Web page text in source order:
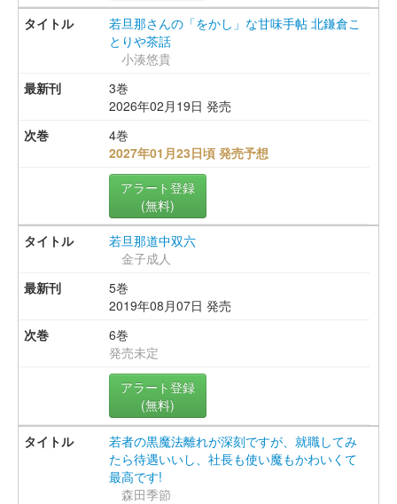
若旦那さんの「をかし」な甘味手帖 北鎌倉こ
とりや茶話
小湊悠貴
3巻
2026年02月19日 発売
4巻
2027年01月23日頃 発売予想
アラート登録
(無料)
若旦那道中双六
金子成人
5巻
2019年08月07日 発売
6巻
発売未定
アラート登録
(無料)
若者の黒魔法離れが深刻ですが、就職してみ
たら待遇いいし、社長も使い魔もかわいくて
最高です!
森田季節